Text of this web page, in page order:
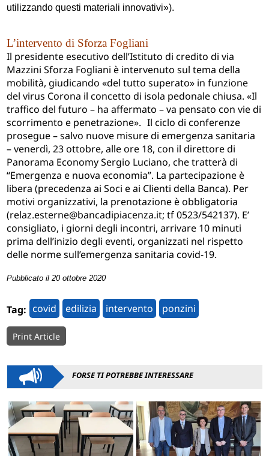
utilizzando questi materiali innovativi»).
L’intervento di Sforza Fogliani
Il presidente esecutivo dell’Istituto di credito di via
Mazzini Sforza Fogliani è intervenuto sul tema della
mobilità, giudicando «del tutto superato» in funzione
del virus Corona il concetto di isola pedonale chiusa. «Il
traffico del futuro – ha affermato – va pensato con vie di
scorrimento e penetrazione». Il ciclo di conferenze
prosegue – salvo nuove misure di emergenza sanitaria
– venerdì, 23 ottobre, alle ore 18, con il direttore di
Panorama Economy Sergio Luciano, che tratterà di
“Emergenza e nuova economia”. La partecipazione è
libera (precedenza ai Soci e ai Clienti della Banca). Per
motivi organizzativi, la prenotazione è obbligatoria
(relaz.esterne@bancadipiacenza.it; tf 0523/542137). E’
consigliato, i giorni degli incontri, arrivare 10 minuti
prima dell’inizio degli eventi, organizzati nel rispetto
delle norme sull’emergenza sanitaria covid-19.
Pubblicato il 20 ottobre 2020
Tag: covid edilizia intervento ponzini
Print Article
FORSE TI POTREBBE INTERESSARE